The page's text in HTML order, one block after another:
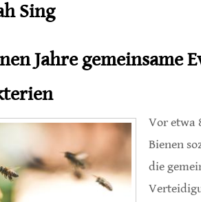
Sing
Jahre gemeinsame
Vor etwa
Bienen
die